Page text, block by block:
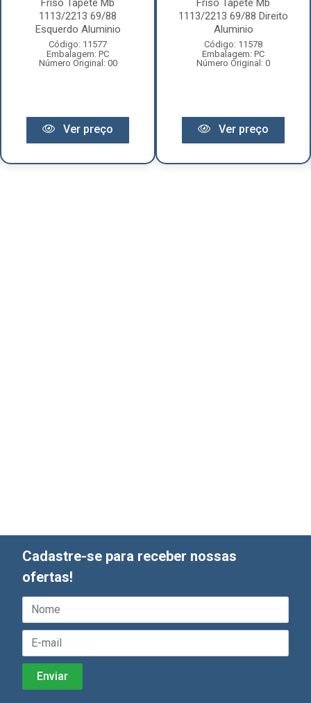
Friso Tapete Mb
1113/2213 69/88
Esquerdo Aluminio
Código: 11577
Embalagem: PC
Número Original: 00
Ver preço
Friso Tapete Mb
1113/2213 69/88 Direito
Aluminio
Código: 11578
Embalagem: PC
Número Original: 0
Ver preço
Cadastre-se para receber nossas
ofertas!